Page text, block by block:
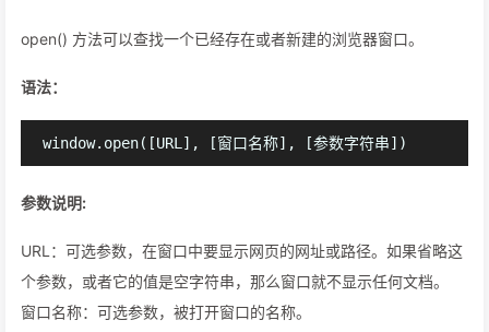
open() 方法可以查找一个已经存在或者新建的浏览器窗口。
语法：
参数说明:
URL：可选参数，在窗口中要显示网页的网址或路径。如果省略这
个参数，或者它的值是空字符串，那么窗口就不显示任何文档。
窗口名称：可选参数，被打开窗口的名称。